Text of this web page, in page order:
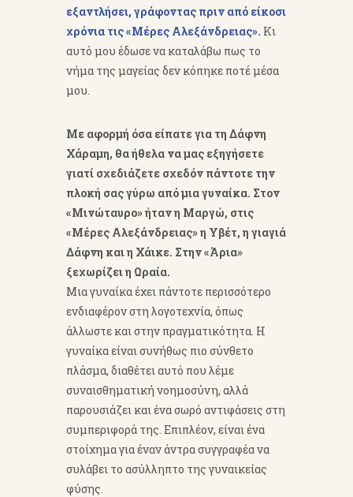
εξαντλήσει, γράφοντας πριν από είκοσι
χρόνια τις «Μέρες Αλεξάνδρειας». Κι
αυτό μου έδωσε να καταλάβω πως το
νήμα της μαγείας δεν κόπηκε ποτέ μέσα
μου.
Με αφορμή όσα είπατε για τη Δάφνη
Χάραμη, θα ήθελα να μας εξηγήσετε
γιατί σχεδιάζετε σχεδόν πάντοτε την
πλοκή σας γύρω από μια γυναίκα. Στον
«Μινώταυρο» ήταν η Μαργώ, στις
«Μέρες Αλεξάνδρειας» η Υβέτ, η γιαγιά
Δάφνη και η Χάικε. Στην «Άρια»
ξεχωρίζει η Ωραία.
Μια γυναίκα έχει πάντοτε περισσότερο
ενδιαφέρον στη λογοτεχνία, όπως
άλλωστε και στην πραγματικότητα. Η
γυναίκα είναι συνήθως πιο σύνθετο
πλάσμα, διαθέτει αυτό που λέμε
συναισθηματική νοημοσύνη, αλλά
παρουσιάζει και ένα σωρό αντιφάσεις στη
συμπεριφορά της. Επιπλέον, είναι ένα
στοίχημα για έναν άντρα συγγραφέα να
συλάβει το ασύλληπτο της γυναικείας
φύσης.